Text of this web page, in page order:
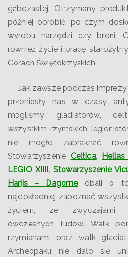
gąbczastej. Otrzymany
później obrobić, po czym
wyrobu narzędzi czy broni.
również życie i pracę
Górach Świętokrzyskich.
Jak zawsze podczas imprezy
przeniosły nas w czasy
mogliśmy gladiatorów,
wszystkim rzymskich
nie mogło zabraknąć
Stowarzyszenie Celtica,
LEGIO XIIII, Stowarzyszenie
Harjis – Dagome
dbali o
najdokładniej zapoznać
życiem, ze zwyczajami
ówczesnych ludów. Walk
rzymianami oraz walk
Archeopaku nie dało się